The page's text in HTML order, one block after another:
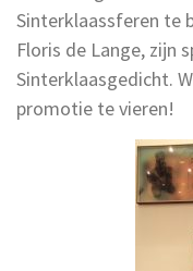
Sinterklaassferen te
Floris de Lange, zijn
Sinterklaasgedicht.
promotie te vieren!